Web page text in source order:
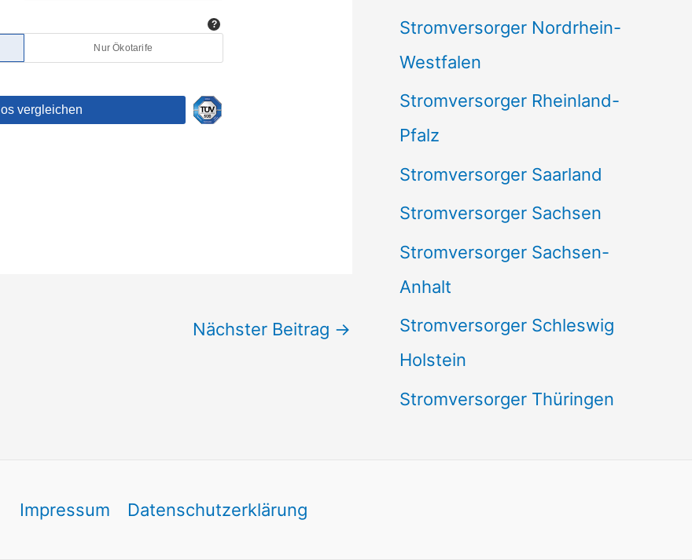
Nächster Beitrag →
Stromversorger Nordrhein-
Westfalen
Stromversorger Rheinland-
Pfalz
Stromversorger Saarland
Stromversorger Sachsen
Stromversorger Sachsen-
Anhalt
Stromversorger Schleswig
Holstein
Stromversorger Thüringen
Impressum Datenschutzerklärung